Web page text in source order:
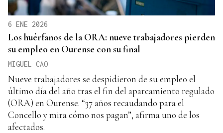
6 ENE 2026
Los huérfanos de la ORA: nueve trabajadores pierden
su empleo en Ourense con su final
MIGUEL CAO
Nueve trabajadores se despidieron de su empleo el
último día del año tras el fin del aparcamiento regulado
(ORA) en Ourense. “37 años recaudando para el
Concello y mira cómo nos pagan”, afirma uno de los
afectados.